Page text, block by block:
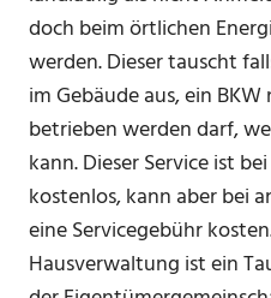
doch beim örtlichen
werden. Dieser tauscht
im Gebäude aus, ein
betrieben werden darf,
kann. Dieser Service ist
kostenlos, kann aber bei
eine Servicegebühr
Hausverwaltung ist ein